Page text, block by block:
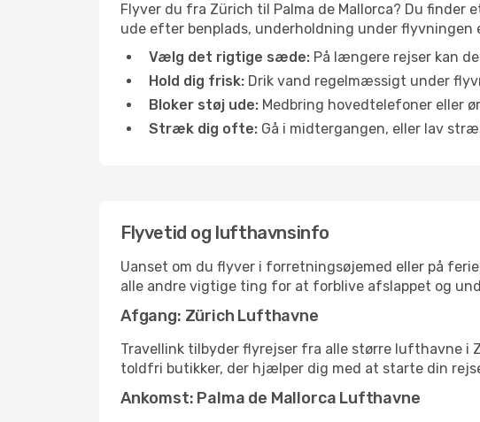
Flyver du fra Zürich til Palma de Mallorca? Du finder
ude efter benplads, underholdning under flyvningen
Vælg det rigtige sæde: På længere rejser kan
Hold dig frisk: Drik vand regelmæssigt under
Bloker støj ude: Medbring hovedtelefoner eller
Stræk dig ofte: Gå i midtergangen, eller lav
Flyvetid og lufthavnsinfo
Uanset om du flyver i forretningsøjemed eller på
alle andre vigtige ting for at forblive afslappet og
Afgang: Zürich Lufthavne
Travellink tilbyder flyrejser fra alle større lufthavne i
toldfri butikker, der hjælper dig med at starte din
Ankomst: Palma de Mallorca Lufthavne